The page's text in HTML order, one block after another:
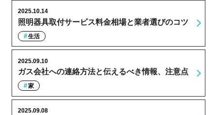
照明器具取付サービス料金相場と業者選びのコツ
2025.10.14
生活
ガス会社への連絡方法と伝えるべき情報、注意点
2025.09.10
家
2025.09.08